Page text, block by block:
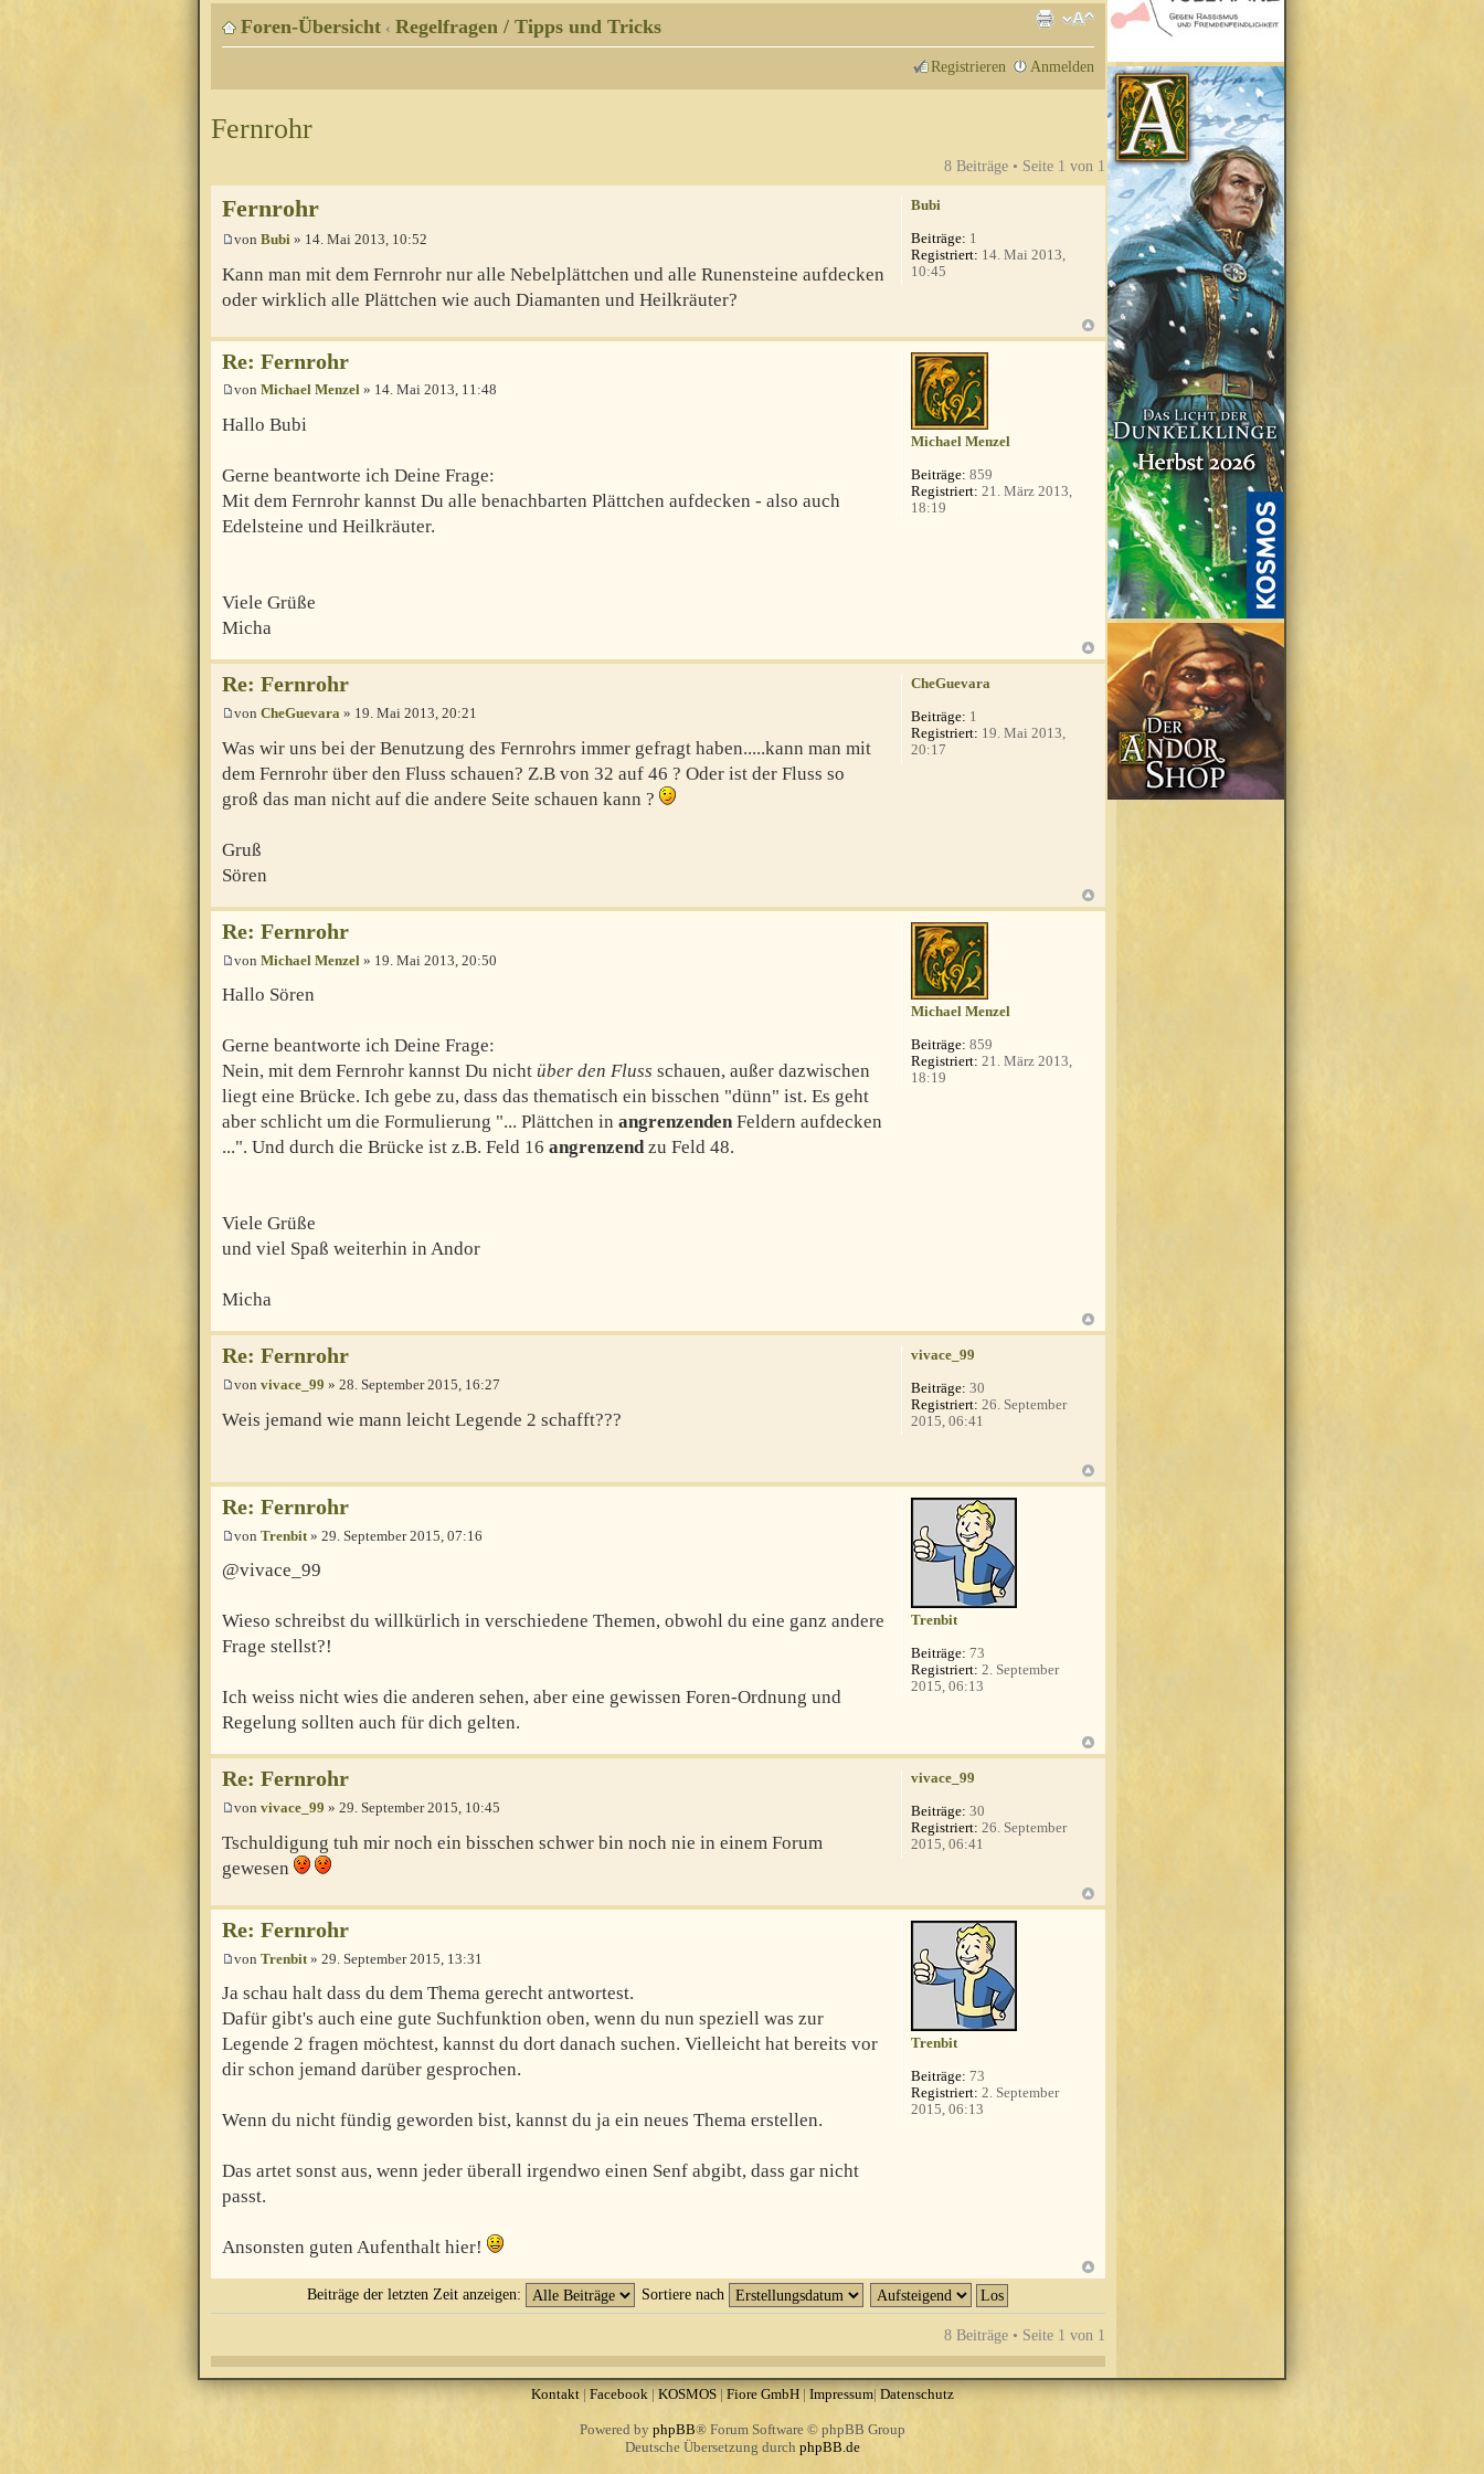
Foren-Übersicht ‹ Regelfragen / Tipps und Tricks
Registrieren Anmelden
Fernrohr
8 Beiträge • Seite 1 von 1
Fernrohr
von Bubi » 14. Mai 2013, 10:52
Kann man mit dem Fernrohr nur alle Nebelplättchen und alle Runensteine aufdecken
oder wirklich alle Plättchen wie auch Diamanten und Heilkräuter?
Bubi
Beiträge: 1
Registriert: 14. Mai 2013,
10:45
Re: Fernrohr
von Michael Menzel » 14. Mai 2013, 11:48
Hallo Bubi
Gerne beantworte ich Deine Frage:
Mit dem Fernrohr kannst Du alle benachbarten Plättchen aufdecken - also auch
Edelsteine und Heilkräuter.
Viele Grüße
Micha
Michael Menzel
Beiträge: 859
Registriert: 21. März 2013,
18:19
Re: Fernrohr
von CheGuevara » 19. Mai 2013, 20:21
Was wir uns bei der Benutzung des Fernrohrs immer gefragt haben.....kann man mit
dem Fernrohr über den Fluss schauen? Z.B von 32 auf 46 ? Oder ist der Fluss so
groß das man nicht auf die andere Seite schauen kann ?
Gruß
Sören
CheGuevara
Beiträge: 1
Registriert: 19. Mai 2013,
20:17
Re: Fernrohr
von Michael Menzel » 19. Mai 2013, 20:50
Hallo Sören
Gerne beantworte ich Deine Frage:
Nein, mit dem Fernrohr kannst Du nicht über den Fluss schauen, außer dazwischen
liegt eine Brücke. Ich gebe zu, dass das thematisch ein bisschen "dünn" ist. Es geht
aber schlicht um die Formulierung "... Plättchen in angrenzendenFeldern aufdecken
...". Und durch die Brücke ist z.B. Feld 16 angrenzendzu Feld 48.
Viele Grüße
und viel Spaß weiterhin in Andor
Micha
Michael Menzel
Beiträge: 859
Registriert: 21. März 2013,
18:19
Re: Fernrohr
von vivace_99 » 28. September 2015, 16:27
Weis jemand wie mann leicht Legende 2 schafft???
vivace_99
Beiträge: 30
Registriert: 26. September
2015, 06:41
Re: Fernrohr
von Trenbit » 29. September 2015, 07:16
@vivace_99
Wieso schreibst du willkürlich in verschiedene Themen, obwohl du eine ganz andere
Frage stellst?!
Ich weiss nicht wies die anderen sehen, aber eine gewissen Foren-Ordnung und
Regelung sollten auch für dich gelten.
Trenbit
Beiträge: 73
Registriert: 2. September
2015, 06:13
Re: Fernrohr
von vivace_99 » 29. September 2015, 10:45
Tschuldigung tuh mir noch ein bisschen schwer bin noch nie in einem Forum
gewesen
vivace_99
Beiträge: 30
Registriert: 26. September
2015, 06:41
Re: Fernrohr
von Trenbit » 29. September 2015, 13:31
Ja schau halt dass du dem Thema gerecht antwortest.
Dafür gibt's auch eine gute Suchfunktion oben, wenn du nun speziell was zur
Legende 2 fragen möchtest, kannst du dort danach suchen. Vielleicht hat bereits vor
dir schon jemand darüber gesprochen.
Wenn du nicht fündig geworden bist, kannst du ja ein neues Thema erstellen.
Das artet sonst aus, wenn jeder überall irgendwo einen Senf abgibt, dass gar nicht
passt.
Ansonsten guten Aufenthalt hier!
Trenbit
Beiträge: 73
Registriert: 2. September
2015, 06:13
Beiträge der letzten Zeit anzeigen: Sortiere nach
8 Beiträge • Seite 1 von 1
Kontakt|Facebook|KOSMOS| Fiore GmbH|Impressum|Datenschutz
Powered by phpBB® Forum Software © phpBB Group
Deutsche Übersetzung durch phpBB.de